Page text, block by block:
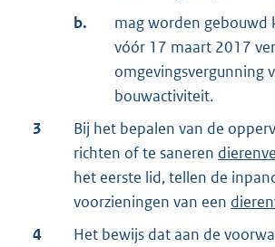
b.
mag worden gebouwd
vóór 17 maart 2017
omgevingsvergunning
bouwactiviteit.
3
Bij het bepalen van de
richten of te saneren
het eerste lid, tellen de
voorzieningen van een
4
Het bewijs dat aan de